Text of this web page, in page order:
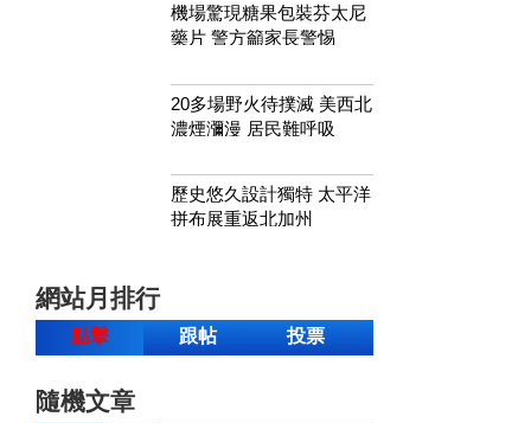
機場驚現糖果包裝芬太尼
藥片 警方籲家長警惕
20多場野火待撲滅 美西北
濃煙瀰漫 居民難呼吸
歷史悠久設計獨特 太平洋
拼布展重返北加州
網站月排行
點擊 跟帖 投票
隨機文章